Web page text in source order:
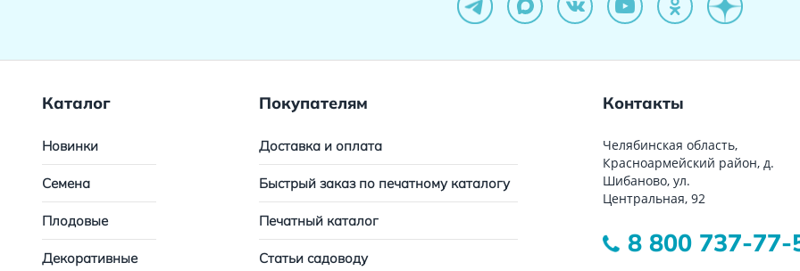
Каталог
Новинки
Семена
Плодовые
Декоративные
Покупателям
Доставка и оплата
Быстрый заказ по печатному каталогу
Печатный каталог
Статьи садоводу
Контакты
Челябинская область,
Красноармейский район, д.
Шибаново, ул.
Центральная, 92
8 800 737-77-